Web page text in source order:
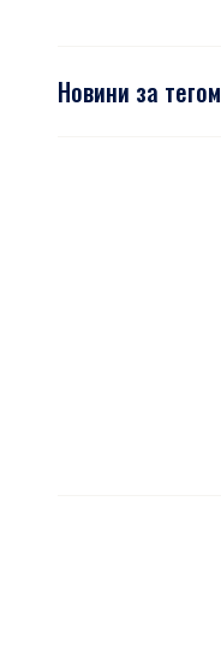
Новини за тегом